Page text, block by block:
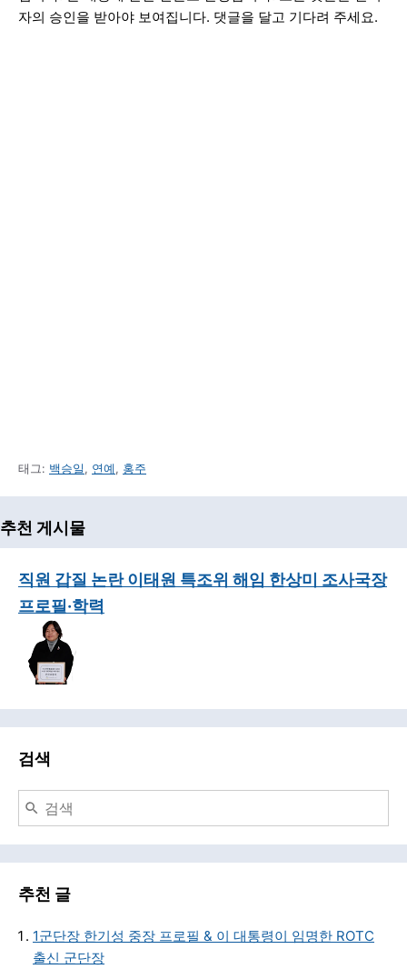
자의 승인을 받아야 보여집니다. 댓글을 달고 기다려 주세요.
태그: 백승일 , 연예 , 홍주
추천 게시물
직원 갑질 논란 이태원 특조위 해임 한상미 조사국장
프로필·학력
검색
추천 글
1군단장 한기성 중장 프로필 & 이 대통령이 임명한 ROTC
출신 군단장